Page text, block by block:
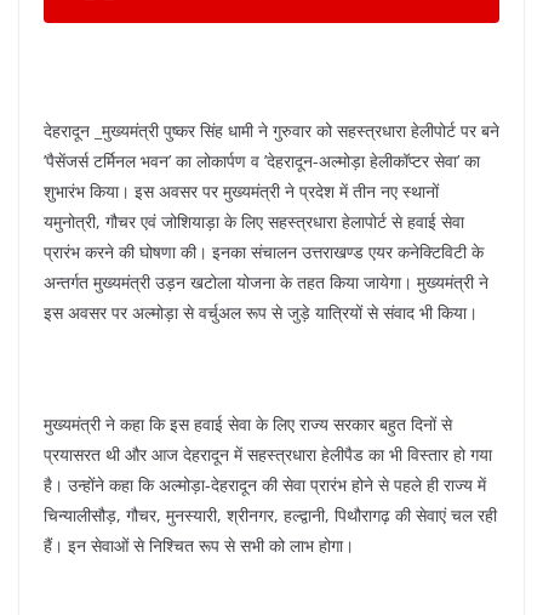
देहरादून _मुख्यमंत्री पुष्कर सिंह धामी ने गुरुवार को सहस्त्रधारा हेलीपोर्ट पर बने
’पैसेंजर्स टर्मिनल भवन’ का लोकार्पण व ’देहरादून-अल्मोड़ा हेलीकॉप्टर सेवा’ का
शुभारंभ किया। इस अवसर पर मुख्यमंत्री ने प्रदेश में तीन नए स्थानों
यमुनोत्री, गौचर एवं जोशियाड़ा के लिए सहस्त्रधारा हेलापोर्ट से हवाई सेवा
प्रारंभ करने की घोषणा की। इनका संचालन उत्तराखण्ड एयर कनेक्टिविटी के
अन्तर्गत मुख्यमंत्री उड़न खटोला योजना के तहत किया जायेगा। मुख्यमंत्री ने
इस अवसर पर अल्मोड़ा से वर्चुअल रूप से जुड़े यात्रियों से संवाद भी किया।
मुख्यमंत्री ने कहा कि इस हवाई सेवा के लिए राज्य सरकार बहुत दिनों से
प्रयासरत थी और आज देहरादून में सहस्त्रधारा हेलीपैड का भी विस्तार हो गया
है। उन्होंने कहा कि अल्मोड़ा-देहरादून की सेवा प्रारंभ होने से पहले ही राज्य में
चिन्यालीसौड़, गौचर, मुनस्यारी, श्रीनगर, हल्द्वानी, पिथौरागढ़ की सेवाएं चल रही
हैं। इन सेवाओं से निश्चित रूप से सभी को लाभ होगा।